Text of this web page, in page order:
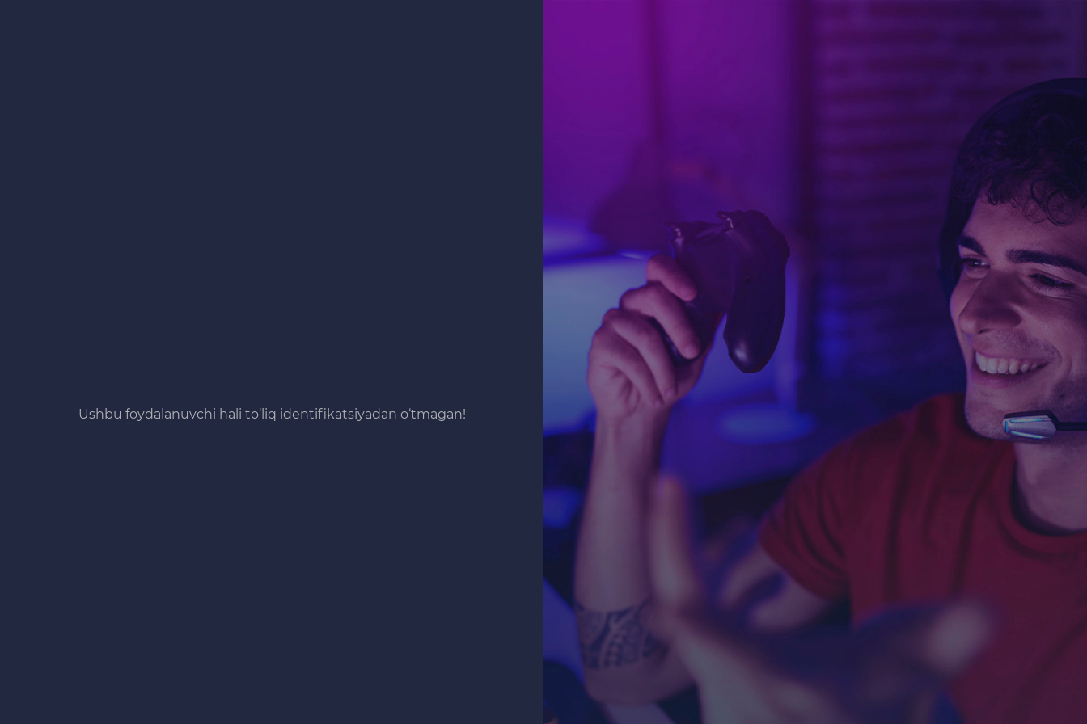
Ushbu foydalanuvchi hali to‘liq identifikatsiyadan o‘tmagan!